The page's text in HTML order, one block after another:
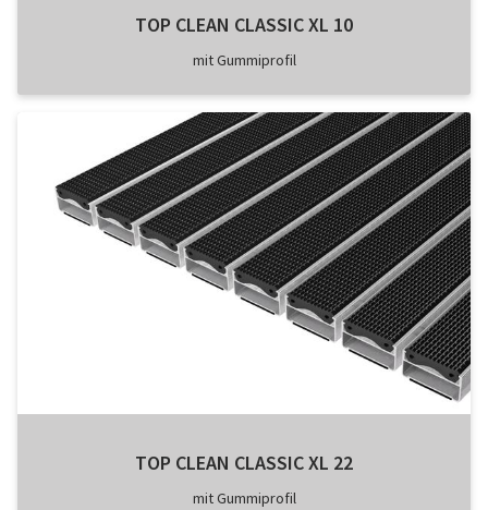
TOP CLEAN CLASSIC XL 10
mit Gummiprofil
TOP CLEAN CLASSIC XL 22
mit Gummiprofil